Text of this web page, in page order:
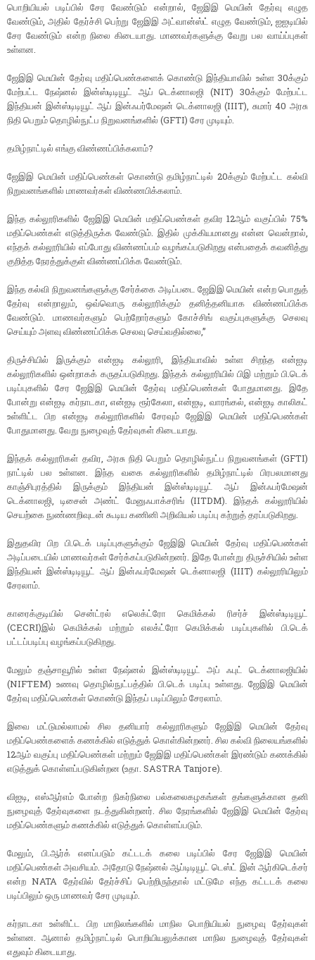
பொறியியல் படிப்பில் சேர வேண்டும் என்றால், ஜேஇஇ மெயின் தேர்வு எழுத
வேண்டும், அதில் தேர்ச்சி பெற்று ஜேஇஇ அட்வான்ஸ்ட் எழுத வேண்டும், ஐஐடியில்
சேர வேண்டும் என்ற நிலை கிடையாது. மாணவர்களுக்கு வேறு பல வாய்ப்புகள்
உள்ளன.
ஜேஇஇ மெயின் தேர்வு மதிப்பெண்களைக் கொண்டு இந்தியாவில் உள்ள 30க்கும்
மேற்பட்ட நேஷ்னல் இன்ஸ்டிடியூட் ஆப் டெக்னாலஜி (NIT) 30க்கும் மேற்பட்ட
இந்தியன் இன்ஸ்டிடியூட் ஆப் இன்ஃபர்மேஷன் டெக்னாலஜி (IIIT), சுமார் 40 அரசு
நிதி பெறும் தொழில்நுட்ப நிறுவனங்களில் (GFTI) சேர முடியும்.
தமிழ்நாட்டில் எங்கு விண்ணப்பிக்கலாம்?
ஜேஇஇ மெயின் மதிப்பெண்கள் கொண்டு தமிழ்நாட்டில் 20க்கும் மேற்பட்ட கல்வி
நிறுவனங்களில் மாணவர்கள் விண்ணபிக்கலாம்.
இந்த கல்லூரிகளில் ஜேஇஇ மெயின் மதிப்பெண்கள் தவிர 12ஆம் வகுப்பில் 75%
மதிப்பெண்கள் எடுத்திருக்க வேண்டும். இதில் முக்கியமானது என்ன வென்றால்,
எந்தக் கல்லூரியில் எப்போது விண்ணப்பம் வழங்கப்படுகிறது என்பதைக் கவனித்து
குறித்த நேரத்துக்குள் விண்ணப்பிக்க வேண்டும்.
இந்த கல்வி நிறுவனங்களுக்கு சேர்க்கை அடிப்படை ஜேஇஇ மெயின் என்ற பொதுத்
தேர்வு என்றாலும், ஒவ்வொரு கல்லூரிக்கும் தனித்தனியாக விண்ணப்பிக்க
வேண்டும். மாணவர்களும் பெற்றோர்களும் கோச்சிங் வகுப்புகளுக்கு செலவு
செய்யும் அளவு விண்ணப்பிக்க செலவு செய்வதில்லை,”
திருச்சியில் இருக்கும் என்ஐடி கல்லூரி, இந்தியாவில் உள்ள சிறந்த என்ஐடி
கல்லூரிகளில் ஒன்றாகக் கருதப்படுகிறது. இந்தக் கல்லூரியில் பிஇ மற்றும் பி.டெக்
படிப்புகளில் சேர ஜேஇஇ மெயின் தேர்வு மதிப்பெண்கள் போதுமானது. இதே
போன்று என்ஐடி கர்நாடகா, என்ஐடி ரூர்கேலா, என்ஐடி, வாரங்கல், என்ஐடி காலிகட்
உள்ளிட்ட பிற என்ஐடி கல்லூரிகளில் சேரவும் ஜேஇஇ மெயின் மதிப்பெண்கள்
போதுமானது. வேறு நுழைவுத் தேர்வுகள் கிடையாது.
இந்தக் கல்லூரிகள் தவிர, அரசு நிதி பெறும் தொழில்நுட்ப நிறுவனங்கள் (GFTI)
நாட்டில் பல உள்ளன. இந்த வகை கல்லூரிகளில் தமிழ்நாட்டில் பிரபலமானது
காஞ்சிபுரத்தில் இருக்கும் இந்தியன் இன்ஸ்டிடியூட் ஆப் இன்ஃபர்மேஷன்
டெக்னாலஜி, டிசைன் அண்ட் மேனுஃபாக்சரிங் (IITDM). இந்தக் கல்லூரியில்
செயற்கை நுண்ணறிவுடன் கூடிய கணினி அறிவியல் படிப்பு கற்றுத் தரப்படுகிறது.
இதுதவிர பிற பி.டெக் படிப்புகளுக்கும் ஜேஇஇ மெயின் தேர்வு மதிப்பெண்கள்
அடிப்படையில் மாணவர்கள் சேர்க்கப்படுகின்றனர். இதே போன்று திருச்சியில் உள்ள
இந்தியன் இன்ஸ்டிடியூட் ஆப் இன்ஃபர்மேஷன் டெக்னாலஜி (IIIT) கல்லூரியிலும்
சேரலாம்.
காரைக்குடியில் சென்ட்ரல் எலெக்ட்ரோ கெமிக்கல் ரிசர்ச் இன்ஸ்டிடியூட்
(CECRI)இல் கெமிக்கல் மற்றும் எலக்ட்ரோ கெமிக்கல் படிப்புகளில் பி.டெக்
பட்டப்படிப்பு வழங்கப்படுகிறது.
மேலும் தஞ்சாவூரில் உள்ள நேஷ்னல் இன்ஸ்டிடியூட் அப் ஃபுட் டெக்னாலஜியில்
(NIFTEM) உணவு தொழில்நுட்பத்தில் பி.டெக் படிப்பு உள்ளது. ஜேஇஇ மெயின்
தேர்வு மதிப்பெண்கள் கொண்டு இந்தப் படிப்பிலும் சேரலாம்.
இவை மட்டுமல்லாமல் சில தனியார் கல்லூரிகளும் ஜேஇஇ மெயின் தேர்வு
மதிப்பெண்களைக் கணக்கில் எடுத்துக் கொள்கின்றனர். சில கல்வி நிலையங்களில்
12ஆம் வகுப்பு மதிப்பெண்கள் மற்றும் ஜேஇஇ மதிப்பெண்கள் இரண்டும் கணக்கில்
எடுத்துக் கொள்ளப்படுகின்றன (உதா. SASTRA Tanjore).
விஐடி, எஸ்ஆர்எம் போன்ற நிகர்நிலை பல்கலைகழகங்கள் தங்களுக்கான தனி
நுழைவுத் தேர்வுகளை நடத்துகின்றனர். சில நேரங்களில் ஜேஇஇ மெயின் தேர்வு
மதிப்பெண்களும் கணக்கில் எடுத்துக் கொள்ளப்படும்.
மேலும், பி.ஆர்க் எனப்படும் கட்டடக் கலை படிப்பில் சேர ஜேஇஇ மெயின்
மதிப்பெண்கள் அவசியம். அதோடு நேஷ்னல் ஆப்டிடியூட் டெஸ்ட் இன் ஆர்கிடெக்சர்
என்ற NATA தேர்வில் தேர்ச்சிப் பெற்றிருந்தால் மட்டுமே எந்த கட்டடக் கலை
படிப்பிலும் ஒரு மாணவர் சேர முடியும்.
கர்நாடகா உள்ளிட்ட பிற மாநிலங்களில் மாநில பொறியியல் நுழைவு தேர்வுகள்
உள்ளன. ஆனால் தமிழ்நாட்டில் பொறியியலுக்கான மாநில நுழைவுத் தேர்வுகள்
எதுவும் கிடையாது.